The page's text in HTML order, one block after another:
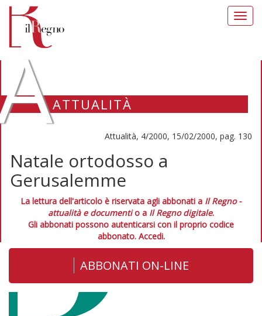
ATTUALITÀ
Attualità, 4/2000, 15/02/2000, pag. 130
Natale ortodosso a
Gerusalemme
La lettura dell'articolo è riservata agli abbonati a Il Regno -
attualità e documentio a Il Regno digitale.
Gli abbonati possono autenticarsi con il proprio codice
abbonato. Accedi.
ABBONATI ON-LINE